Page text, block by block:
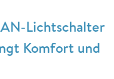
Lichtschalter
Komfort und